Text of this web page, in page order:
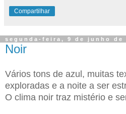
Compartilhar
segunda-feira, 9 de junho de
Noir
Vários tons de azul, muitas
exploradas e a noite a ser
O clima noir traz mistério e